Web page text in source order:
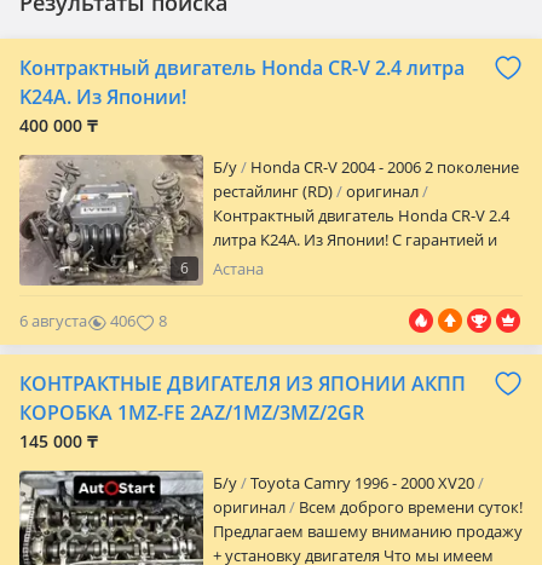
Контрактный двигатель Honda CR-V 2.4 литра
K24A. Из Японии!
400 000 ₸
6
Б/y
Honda CR-V 2004 - 2006 2 поколение
рестайлинг (RD)
оригинал
Контрактный двигатель Honda CR-V 2.4
литра K24A. Из Японии! С гарантией и
доставкой по Казахстану!
Астана
6 августа 406 8
КОНТРАКТНЫЕ ДВИГАТЕЛЯ ИЗ ЯПОНИИ АКПП
КОРОБКА 1MZ-FE 2AZ/1MZ/3MZ/2GR
145 000 ₸
Б/y
Toyota Camry 1996 - 2000 XV20
оригинал
Всем доброго времени суток!
Предлагаем вашему вниманию продажу
+ установку двигателя Что мы имеем